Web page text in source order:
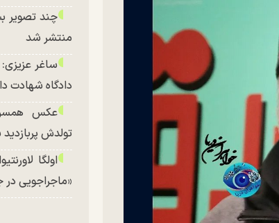
چند تصویر
منتشر شد
ساغر
دادگاه شهادت
عکس
تولدش
اولگا
«ماجراجویی در